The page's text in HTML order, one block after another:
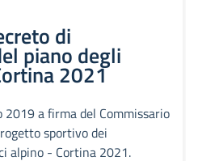
di
piano degli
2021
a firma del Commissario
sportivo dei
alpino - Cortina 2021.